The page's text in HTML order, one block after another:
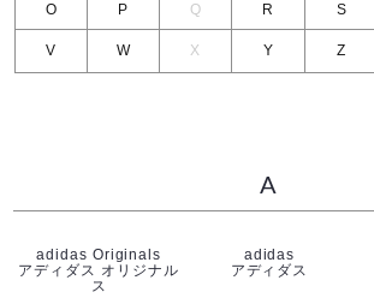
O P Q R S
V W X Y Z
A
adidas Originals
アディダス オリジナル
ス
adidas
アディダス